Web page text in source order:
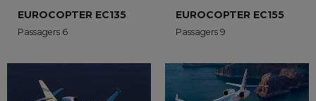
EUROCOPTER EC135
Passagers 6
EUROCOPTER EC155
Passagers 9